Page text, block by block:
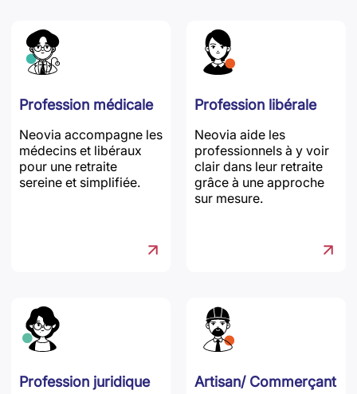
Profession médicale
Neovia accompagne les
médecins et libéraux
pour une retraite
sereine et simplifiée.
Profession libérale
Neovia aide les
professionnels à y voir
clair dans leur retraite
grâce à une approche
sur mesure.
Profession juridique Artisan/ Commerçant